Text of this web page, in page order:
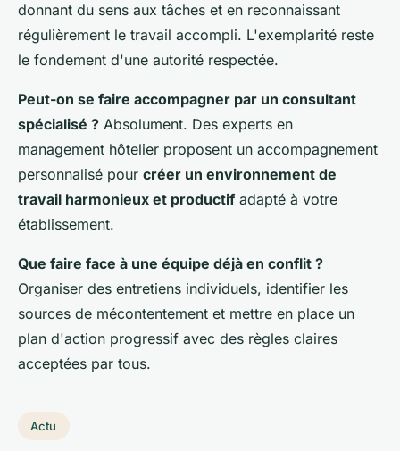
donnant du sens aux tâches et en reconnaissant
régulièrement le travail accompli. L'exemplarité reste
le fondement d'une autorité respectée.
Peut-on se faire accompagner par un consultant
spécialisé ? Absolument. Des experts en
management hôtelier proposent un accompagnement
personnalisé pour créer un environnement de
travail harmonieux et productif adapté à votre
établissement.
Que faire face à une équipe déjà en conflit ?
Organiser des entretiens individuels, identifier les
sources de mécontentement et mettre en place un
plan d'action progressif avec des règles claires
acceptées par tous.
Actu